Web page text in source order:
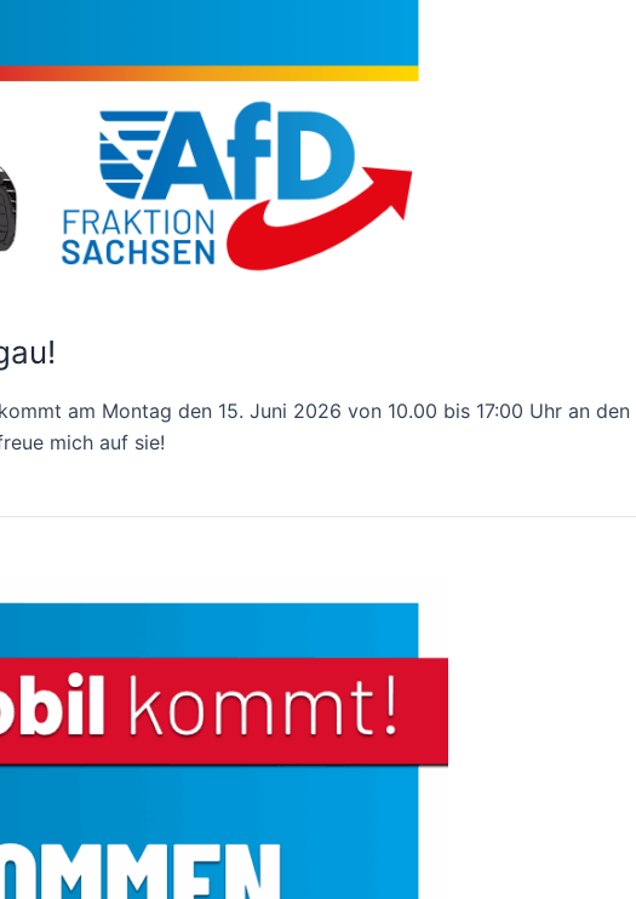
am Montag den 15. Juni 2026 von 10.00 bis 17:00 Uhr an den
mich auf sie!